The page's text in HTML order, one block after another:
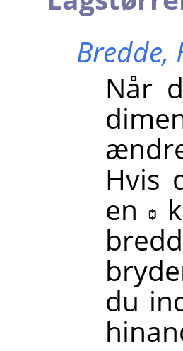
Bredde,
Når
Hvis
en
du